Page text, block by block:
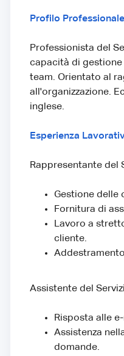
Profilo Professionale
Professionista del
capacità di
team. Orientato al
all'organizzazione.
inglese.
Esperienza
Rappresentante del
Gestione delle
Fornitura di
Lavoro a
cliente.
Assistente del
Risposta alle
Assistenza
domande.